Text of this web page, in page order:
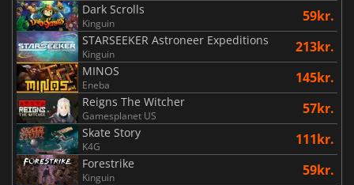
Dark Scrolls
Kinguin 59kr.
STARSEEKER Astroneer Expeditions
Kinguin 213kr.
MINOS
Eneba 145kr.
Reigns The Witcher
Gamesplanet US 57kr.
Skate Story
K4G 111kr.
Forestrike
Kinguin 59kr.